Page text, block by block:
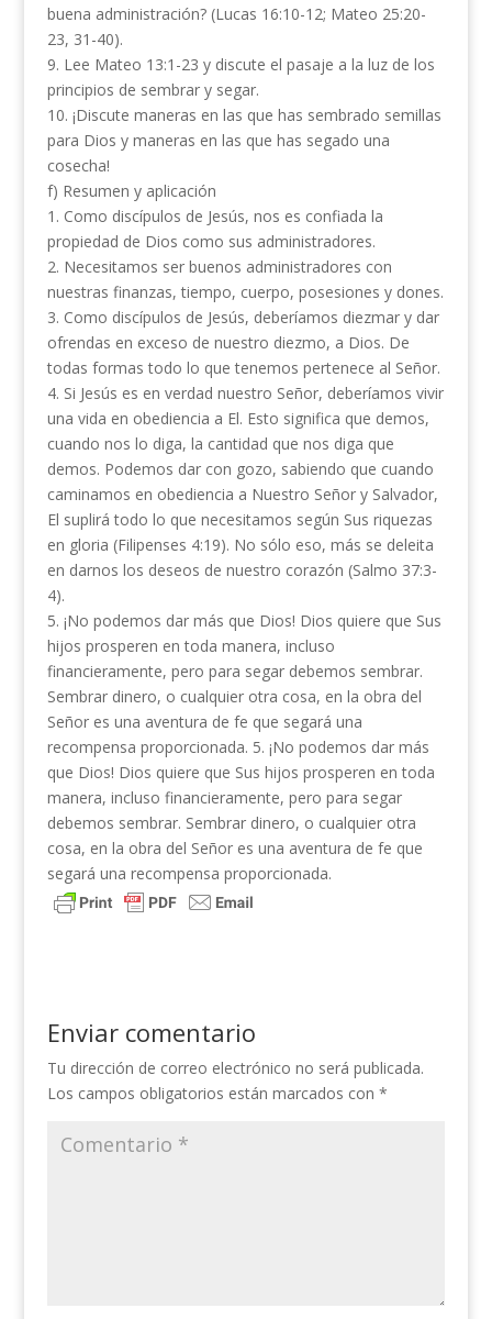
buena administración? (Lucas 16:10-12; Mateo 25:20-
23, 31-40).
9. Lee Mateo 13:1-23 y discute el pasaje a la luz de los
principios de sembrar y segar.
10. ¡Discute maneras en las que has sembrado semillas
para Dios y maneras en las que has segado una
cosecha!
f) Resumen y aplicación
1. Como discípulos de Jesús, nos es confiada la
propiedad de Dios como sus administradores.
2. Necesitamos ser buenos administradores con
nuestras finanzas, tiempo, cuerpo, posesiones y dones.
3. Como discípulos de Jesús, deberíamos diezmar y dar
ofrendas en exceso de nuestro diezmo, a Dios. De
todas formas todo lo que tenemos pertenece al Señor.
4. Si Jesús es en verdad nuestro Señor, deberíamos vivir
una vida en obediencia a El. Esto significa que demos,
cuando nos lo diga, la cantidad que nos diga que
demos. Podemos dar con gozo, sabiendo que cuando
caminamos en obediencia a Nuestro Señor y Salvador,
El suplirá todo lo que necesitamos según Sus riquezas
en gloria (Filipenses 4:19). No sólo eso, más se deleita
en darnos los deseos de nuestro corazón (Salmo 37:3-
4).
5. ¡No podemos dar más que Dios! Dios quiere que Sus
hijos prosperen en toda manera, incluso
financieramente, pero para segar debemos sembrar.
Sembrar dinero, o cualquier otra cosa, en la obra del
Señor es una aventura de fe que segará una
recompensa proporcionada. 5. ¡No podemos dar más
que Dios! Dios quiere que Sus hijos prosperen en toda
manera, incluso financieramente, pero para segar
debemos sembrar. Sembrar dinero, o cualquier otra
cosa, en la obra del Señor es una aventura de fe que
segará una recompensa proporcionada.
Enviar comentario
Tu dirección de correo electrónico no será publicada.
Los campos obligatorios están marcados con *